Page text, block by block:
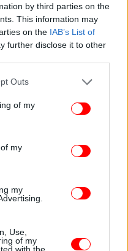
by third parties on the
This information may
on the IAB’s List of
further disclose it to other
one or more Google
You may click to
its third-party tags to
in below Google
Outs
of my
my
my
Use,
of my
with the
News και μάθετε